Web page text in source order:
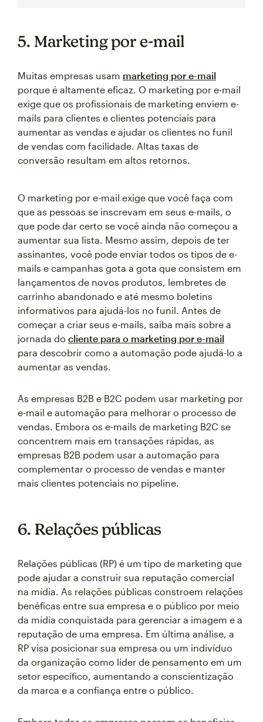
5. Marketing por e-mail
Muitas empresas usam marketing por e-mail
porque é altamente eficaz. O marketing por e-mail
exige que os profissionais de marketing enviem e-
mails para clientes e clientes potenciais para
aumentar as vendas e ajudar os clientes no funil
de vendas com facilidade. Altas taxas de
conversão resultam em altos retornos.
O marketing por e-mail exige que você faça com
que as pessoas se inscrevam em seus e-mails, o
que pode dar certo se você ainda não começou a
aumentar sua lista. Mesmo assim, depois de ter
assinantes, você pode enviar todos os tipos de e-
mails e campanhas gota a gota que consistem em
lançamentos de novos produtos, lembretes de
carrinho abandonado e até mesmo boletins
informativos para ajudá-los no funil. Antes de
começar a criar seus e-mails, saiba mais sobre a
jornada do cliente para o marketing por e-mail
para descobrir como a automação pode ajudá-lo a
aumentar as vendas.
As empresas B2B e B2C podem usar marketing por
e-mail e automação para melhorar o processo de
vendas. Embora os e-mails de marketing B2C se
concentrem mais em transações rápidas, as
empresas B2B podem usar a automação para
complementar o processo de vendas e manter
mais clientes potenciais no pipeline.
6. Relações públicas
Relações públicas (RP) é um tipo de marketing que
pode ajudar a construir sua reputação comercial
na mídia. As relações públicas constroem relações
benéficas entre sua empresa e o público por meio
da mídia conquistada para gerenciar a imagem e a
reputação de uma empresa. Em última análise, a
RP visa posicionar sua empresa ou um indivíduo
da organização como líder de pensamento em um
setor específico, aumentando a conscientização
da marca e a confiança entre o público.